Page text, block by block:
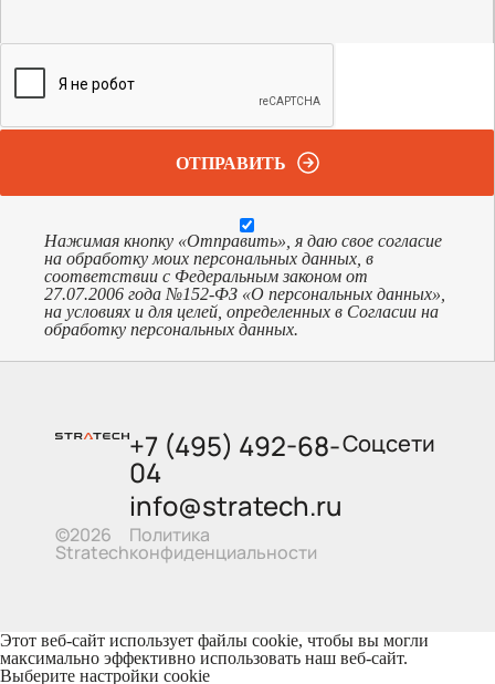
ОТПРАВИТЬ
Нажимая кнопку «Отправить», я даю свое согласие
на обработку моих персональных данных, в
соответствии с Федеральным законом от
27.07.2006 года №152-ФЗ «О персональных данных»,
на условиях и для целей, определенных в Согласии на
обработку персональных данных.
©2026
Stratech
+7 (495) 492-68-
04
info@stratech.ru
Политика
конфиденциальности
Соцсети
Этот веб-сайт использует файлы cookie, чтобы вы могли
максимально эффективно использовать наш веб-сайт.
Выберите настройки cookie